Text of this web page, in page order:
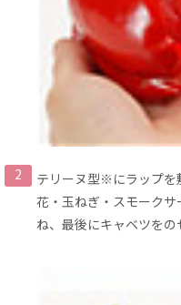
テリーヌ型※にラップを
花・玉ねぎ・スモーク
ね、最後にキャベツをの